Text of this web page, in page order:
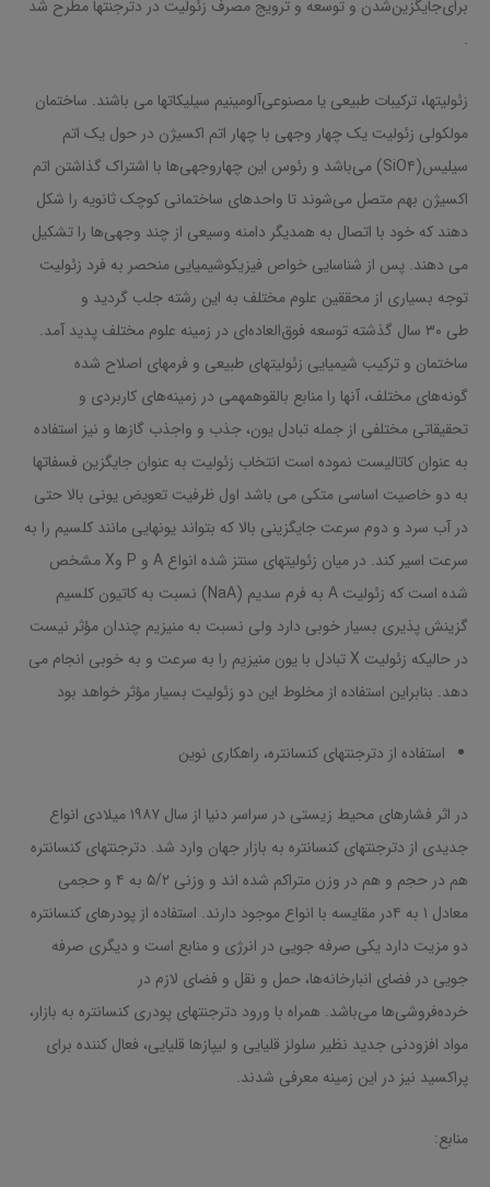
برای‌جایگزین‌شدن و توسعه و ترویج مصرف زئولیت در دترجنتها مطرح شد
.
زئولیتها، ترکیبات طبیعی یا مصنوعی‌آلومینیم سیلیکاتها می باشند. ساختمان
مولکولی زئولیت یک چهار وجهی با چهار اتم اکسیژن در حول یک اتم
سیلیس(SiO۴) می‌باشد و رئوس این چهاروجهی‌ها با اشتراک گذاشتن اتم
اکسیژن بهم متصل می‌شوند تا واحدهای ساختمانی کوچک ثانویه را شکل
دهند که خود با اتصال به همدیگر دامنه وسیعی از چند وجهی‌ها را تشکیل
می دهند. پس از شناسایی خواص فیزیکوشیمیایی منحصر به فرد زئولیت
توجه بسیاری از محققین علوم مختلف به این رشته جلب گردید و
طی ۳۰ سال گذشته توسعه فوق‌العاده‌ای در زمینه علوم مختلف پدید آمد.
ساختمان و ترکیب شیمیایی زئولیتهای طبیعی و فرمهای اصلاح شده
گونه‌های مختلف، آنها را منابع بالقوهمهمی در زمینه‌های کاربردی و
تحقیقاتی مختلفی از جمله تبادل یون، جذب و واجذب گازها و نیز استفاده
به عنوان کاتالیست نموده است انتخاب زئولیت به عنوان جایگزین فسفاتها
به دو خاصیت اساسی متکی می باشد اول ظرفیت تعویض یونی بالا حتی
در آب سرد و دوم سرعت جایگزینی بالا که بتواند یونهایی مانند کلسیم را به
سرعت اسیر کند. در میان زئولیتهای سنتز شده انواع A و P وX مشخص
شده است که زئولیت A به فرم سدیم (NaA) نسبت به کاتیون کلسیم
گزینش پذیری بسیار خوبی دارد ولی نسبت به منیزیم چندان مؤثر نیست
در حالیکه زئولیت X تبادل با یون منیزیم را به سرعت و به خوبی انجام می
دهد. بنابراین استفاده از مخلوط این دو زئولیت بسیار مؤثر خواهد بود
استفاده از دترجنتهای کنسانتره، راهکاری نوین
در اثر فشارهای محیط زیستی در سراسر دنیا از سال ۱۹۸۷ میلادی انواع
جدیدی از دترجنتهای کنسانتره به بازار جهان وارد شد. دترجنتهای کنسانتره
هم در حجم و هم در وزن متراکم شده اند و وزنی ۵/۲ به ۴ و حجمی
معادل ۱ به ۴در مقایسه با انواع موجود دارند. استفاده از پودرهای کنسانتره
دو مزیت دارد یکی صرفه جویی در انرژی و منابع است و دیگری صرفه
جویی در فضای انبارخانه‌ها، حمل و نقل و فضای لازم در
خرده‌فروشی‌ها می‌باشد. همراه با ورود دترجنتهای پودری کنسانتره به بازار،
مواد افزودنی جدید نظیر سلولز قلیایی و لیپازها قلیایی، فعال کننده برای
پراکسید نیز در این زمینه معرفی شدند.
منابع: